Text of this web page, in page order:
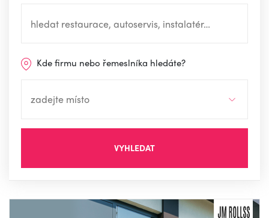
Kde firmu nebo řemeslníka hledáte?
VYHLEDAT